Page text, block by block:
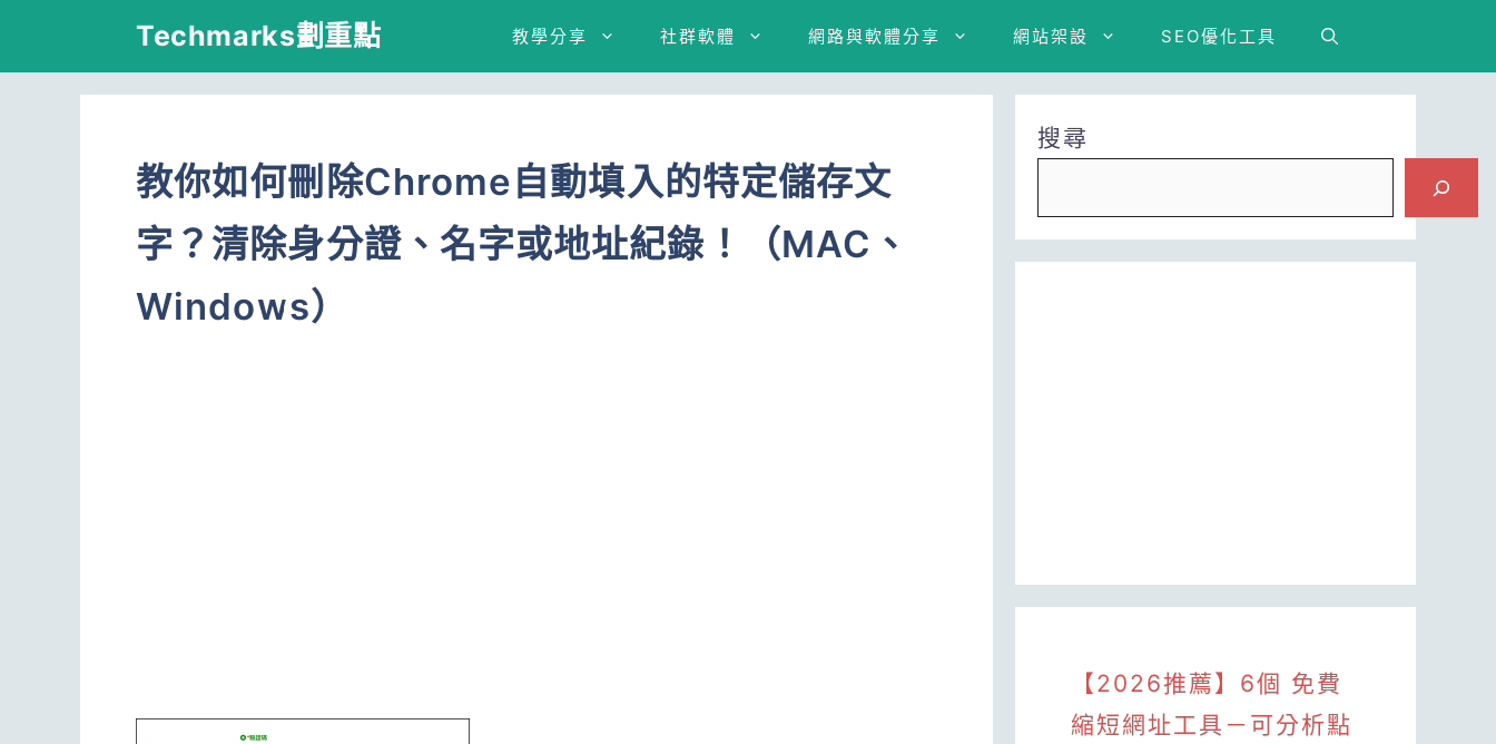
Techmarks劃重點 教學分享 社群軟體 網路與軟體分享 網站架設 SEO優化工具
教你如何刪除Chrome自動填入的特定儲存文
字？清除身分證、名字或地址紀錄！（MAC、
Windows）
搜尋
【2026推薦】6個 免費
縮短網址工具－可分析點